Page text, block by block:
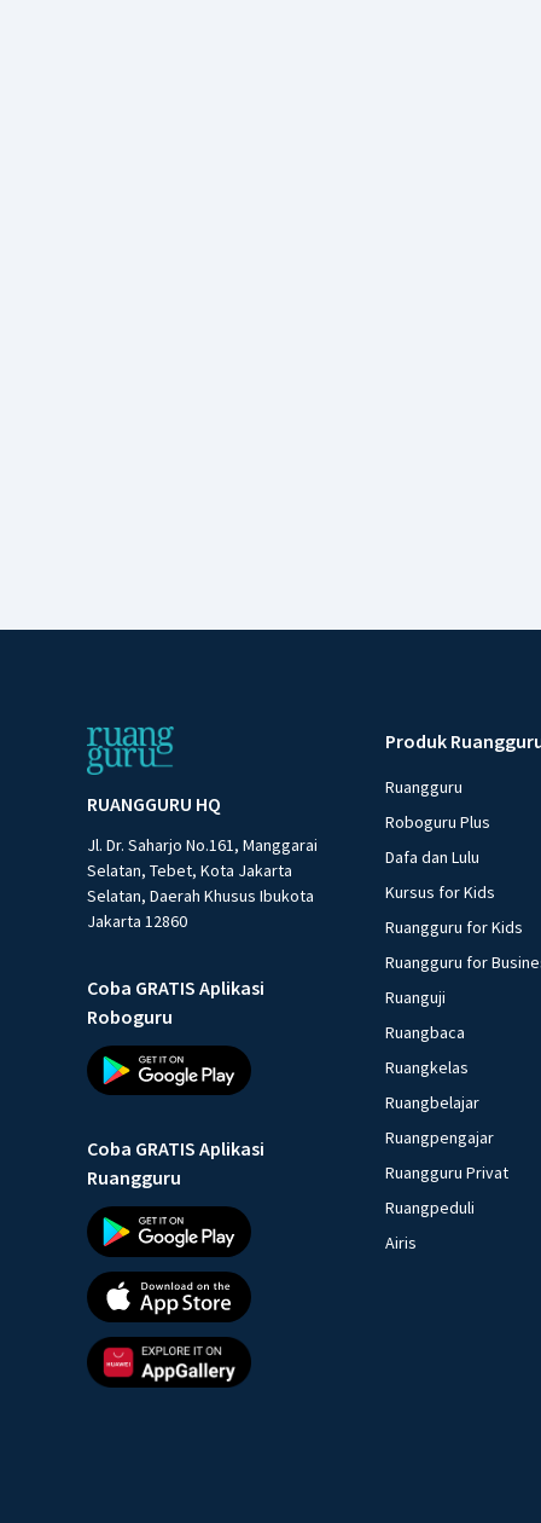
RUANGGURU HQ
Jl. Dr. Saharjo No.161, Manggarai
Selatan, Tebet, Kota Jakarta
Selatan, Daerah Khusus Ibukota
Jakarta 12860
Coba GRATIS Aplikasi
Roboguru
Coba GRATIS Aplikasi
Ruangguru
Produk
Ruangguru
Roboguru Plus
Dafa dan Lulu
Kursus for Kids
Ruangguru for Kids
Ruangguru for
Ruanguji
Ruangbaca
Ruangkelas
Ruangbelajar
Ruangpengajar
Ruangguru Privat
Ruangpeduli
Airis